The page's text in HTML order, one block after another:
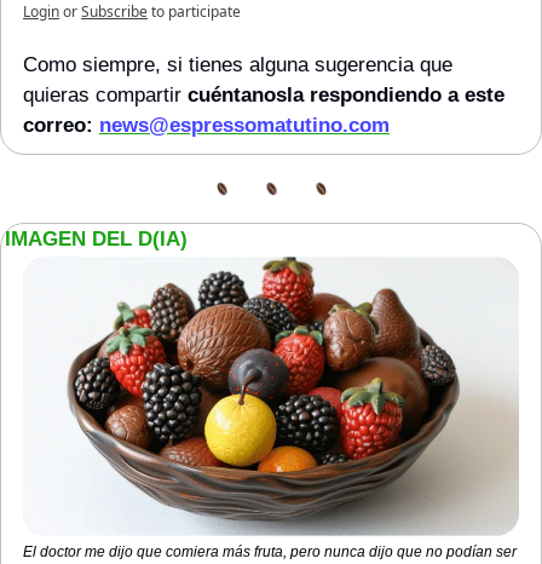
LoginorSubscribeto participate
Como siempre, si tienes alguna sugerencia que
quieras compartir cuéntanosla respondiendo a este
correo: news@espressomatutino.com
IMAGEN DEL D(IA)
El doctor me dijo que comiera más fruta, pero nunca dijo que no podían ser